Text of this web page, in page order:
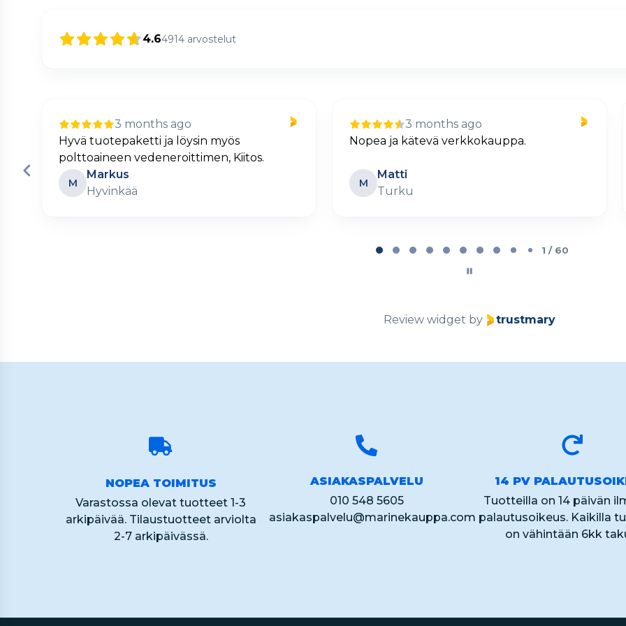
4.64914 arvostelut
3 months ago
Nopea ja kätevä verkkokauppa.
M
Matti
Turku
10 days ago
Selkeä ja helppo tilaus
PL
Petteri Lehtovaara
Parainen
2 / 60
Review widget by trustmary
NOPEA TOIMITUS
Varastossa olevat tuotteet 1-3
arkipäivää. Tilaustuotteet arviolta
2-7 arkipäivässä.
ASIAKASPALVELU
010 548 5605
asiakaspalvelu@marinekauppa.com
14 PV
Tuotteilla on 14 päivän
palautusoikeus. Kaikilla
on vähintään 6kk